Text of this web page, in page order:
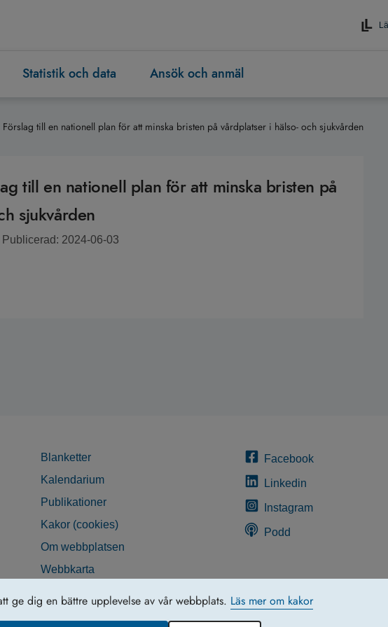
ge dig en bättre upplevelse av vår webbplats. Läs mer om kakor
Statistik och data Ansök och anmäl
till en nationell plan för att minska bristen på vårdplatser i hälso- och sjukvården
till en nationell plan för att minska bristen på
sjukvården
Publicerad: 2024-06-03
Blanketter
Kalendarium
Publikationer
Kakor (cookies)
Om webbplatsen
Webbkarta
Facebook
Linkedin
Instagram
Podd